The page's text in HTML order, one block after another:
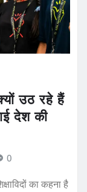
उठ रहे हैं
देश की
0
का कहना है